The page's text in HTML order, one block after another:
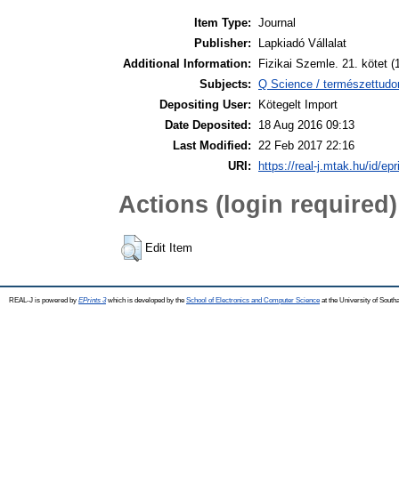
Item Type: Journal
Publisher:
Lapkiadó Vállalat
Additional Information:
Fizikai Szemle. 21. kötet
Subjects: Q Science /
Depositing User:
Kötegelt Import
Date Deposited:
18 Aug 2016 09:13
Last Modified:
22 Feb 2017 22:16
URI: https://real-j.mtak.hu/id/
Actions (login required)
Edit Item
REAL-J is powered by EPrints 3which is developed by the School of Electronics and Computer Science at the University of